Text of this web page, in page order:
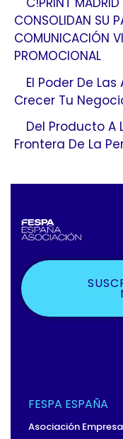
CONSOLIDAN SU
COMUNICACIÓN
PROMOCIONAL
El Poder De
Crecer Tu
Del Producto A
Frontera De La
FESPA ESPAÑA
Asociación